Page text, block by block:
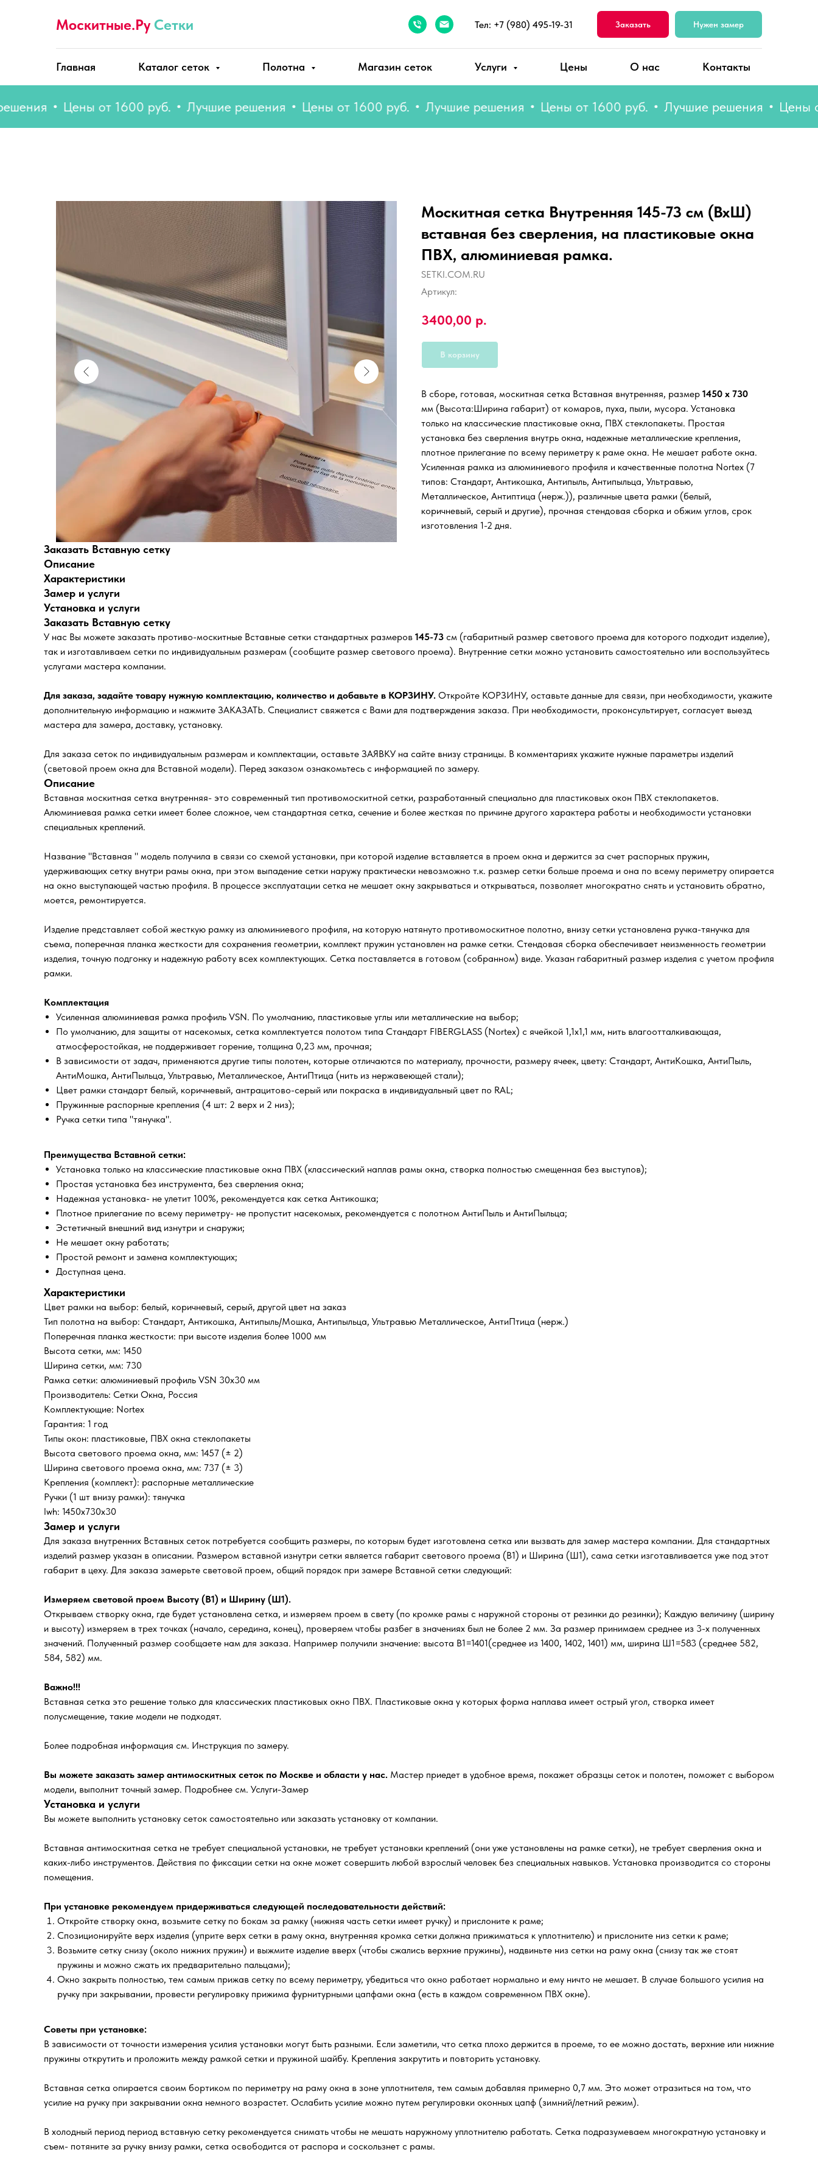
Москитные.Ру Сетки Тел: +7 (980) 495-19-31 Заказать Нужен замер
Главная Каталог сеток Полотна Магазин сеток Услуги Цены О нас Контакты
Цены от 1600 руб. Лучшие решения Цены от 1600 руб. Лучшие решения Цены от 1600 руб. Лучшие решения Цены от
Москитная сетка Внутренняя 145-73 см (ВхШ)
вставная без сверления, на пластиковые окна
ПВХ, алюминиевая рамка.
SETKI.COM.RU
Артикул:
3400,00 р.
В корзину
В сборе, готовая, москитная сетка Вставная внутренняя, размер 1450 х 730
мм (Высота:Ширина габарит) от комаров, пуха, пыли, мусора. Установка
только на классические пластиковые окна, ПВХ стеклопакеты. Простая
установка без сверления внутрь окна, надежные металлические крепления,
плотное прилегание по всему периметру к раме окна. Не мешает работе окна.
Усиленная рамка из алюминиевого профиля и качественные полотна Nortex (7
типов: Стандарт, Антикошка, Антипыль, Антипыльца, Ультравью,
Металлическое, Антиптица (нерж.)), различные цвета рамки (белый,
коричневый, серый и другие), прочная стендовая сборка и обжим углов, срок
изготовления 1-2 дня.
Заказать Вставную сетку
Описание
Характеристики
Замер и услуги
Установка и услуги
Заказать Вставную сетку
У нас Вы можете заказать противо-москитные Вставные сетки стандартных размеров 145-73 см (габаритный размер светового проема для которого подходит изделие),
так и изготавливаем сетки по индивидуальным размерам (сообщите размер светового проема). Внутренние сетки можно установить самостоятельно или воспользуйтесь
услугами мастера компании.
Для заказа, задайте товару нужную комплектацию, количество и добавьте в КОРЗИНУ. Откройте КОРЗИНУ, оставьте данные для связи, при необходимости, укажите
дополнительную информацию и нажмите ЗАКАЗАТЬ. Специалист свяжется с Вами для подтверждения заказа. При необходимости, проконсультирует, согласует выезд
мастера для замера, доставку, установку.
Для заказа сеток по индивидуальным размерам и комплектации, оставьте ЗАЯВКУ на сайте внизу страницы. В комментариях укажите нужные параметры изделий
(световой проем окна для Вставной модели). Перед заказом ознакомьтесь с информацией по замеру.
Описание
Вставная москитная сетка внутренняя- это современный тип противомоскитной сетки, разработанный специально для пластиковых окон ПВХ стеклопакетов.
Алюминиевая рамка сетки имеет более сложное, чем стандартная сетка, сечение и более жесткая по причине другого характера работы и необходимости установки
специальных креплений.
Название "Вставная " модель получила в связи со схемой установки, при которой изделие вставляется в проем окна и держится за счет распорных пружин,
удерживающих сетку внутри рамы окна, при этом выпадение сетки наружу практически невозможно т.к. размер сетки больше проема и она по всему периметру опирается
на окно выступающей частью профиля. В процессе эксплуатации сетка не мешает окну закрываться и открываться, позволяет многократно снять и установить обратно,
моется, ремонтируется.
Изделие представляет собой жесткую рамку из алюминиевого профиля, на которую натянуто противомоскитное полотно, внизу сетки установлена ручка-тянучка для
съема, поперечная планка жесткости для сохранения геометрии, комплект пружин установлен на рамке сетки. Стендовая сборка обеспечивает неизменность геометрии
изделия, точную подгонку и надежную работу всех комплектующих. Сетка поставляется в готовом (собранном) виде. Указан габаритный размер изделия с учетом профиля
рамки.
Комплектация
Усиленная алюминиевая рамка профиль VSN. По умолчанию, пластиковые углы или металлические на выбор;
По умолчанию, для защиты от насекомых, сетка комплектуется полотом типа Стандарт FIBERGLASS (Nortex) с ячейкой 1,1х1,1 мм, нить влагоотталкивающая,
атмосферостойкая, не поддерживает горение, толщина 0,23 мм, прочная;
В зависимости от задач, применяются другие типы полотен, которые отличаются по материалу, прочности, размеру ячеек, цвету: Стандарт, АнтиКошка, АнтиПыль,
АнтиМошка, АнтиПыльца, Ультравью, Металлическое, АнтиПтица (нить из нержавеющей стали);
Цвет рамки стандарт белый, коричневый, антрацитово-серый или покраска в индивидуальный цвет по RAL;
Пружинные распорные крепления (4 шт: 2 верх и 2 низ);
Ручка сетки типа "тянучка".
Преимущества Вставной сетки:
Установка только на классические пластиковые окна ПВХ (классический наплав рамы окна, створка полностью смещенная без выступов);
Простая установка без инструмента, без сверления окна;
Надежная установка- не улетит 100%, рекомендуется как сетка Антикошка;
Плотное прилегание по всему периметру- не пропустит насекомых, рекомендуется с полотном АнтиПыль и АнтиПыльца;
Эстетичный внешний вид изнутри и снаружи;
Не мешает окну работать;
Простой ремонт и замена комплектующих;
Доступная цена.
Характеристики
Цвет рамки на выбор: белый, коричневый, серый, другой цвет на заказ
Тип полотна на выбор: Стандарт, Антикошка, Антипыль/Мошка, Антипыльца, Ультравью Металлическое, АнтиПтица (нерж.)
Поперечная планка жесткости: при высоте изделия более 1000 мм
Высота сетки, мм: 1450
Ширина сетки, мм: 730
Рамка сетки: алюминиевый профиль VSN 30х30 мм
Производитель: Сетки Окна, Россия
Комплектующие: Nortex
Гарантия: 1 год
Типы окон: пластиковые, ПВХ окна стеклопакеты
Высота светового проема окна, мм: 1457 (± 2)
Ширина светового проема окна, мм: 737 (± 3)
Крепления (комплект): распорные металлические
Ручки (1 шт внизу рамки): тянучка
lwh: 1450x730x30
Замер и услуги
Для заказа внутренних Вставных сеток потребуется сообщить размеры, по которым будет изготовлена сетка или вызвать для замер мастера компании. Для стандартных
изделий размер указан в описании. Размером вставной изнутри сетки является габарит светового проема (В1) и Ширина (Ш1), сама сетки изготавливается уже под этот
габарит в цеху. Для заказа замерьте световой проем, общий порядок при замере Вставной сетки следующий:
Измеряем световой проем Высоту (В1) и Ширину (Ш1).
Открываем створку окна, где будет установлена сетка, и измеряем проем в свету (по кромке рамы с наружной стороны от резинки до резинки); Каждую величину (ширину
и высоту) измеряем в трех точках (начало, середина, конец), проверяем чтобы разбег в значениях был не более 2 мм. За размер принимаем среднее из 3-х полученных
значений. Полученный размер сообщаете нам для заказа. Например получили значение: высота В1=1401(среднее из 1400, 1402, 1401) мм, ширина Ш1=583 (среднее 582,
584, 582) мм.
Важно!!!
Вставная сетка это решение только для классических пластиковых окно ПВХ. Пластиковые окна у которых форма наплава имеет острый угол, створка имеет
полусмещение, такие модели не подходят.
Более подробная информация см. Инструкция по замеру.
Вы можете заказать замер антимоскитных сеток по Москве и области у нас. Мастер приедет в удобное время, покажет образцы сеток и полотен, поможет с выбором
модели, выполнит точный замер. Подробнее см. Услуги-Замер
Установка и услуги
Вы можете выполнить установку сеток самостоятельно или заказать установку от компании.
Вставная антимоскитная сетка не требует специальной установки, не требует установки креплений (они уже установлены на рамке сетки), не требует сверления окна и
каких-либо инструментов. Действия по фиксации сетки на окне может совершить любой взрослый человек без специальных навыков. Установка производится со стороны
помещения.
При установке рекомендуем придерживаться следующей последовательности действий:
Откройте створку окна, возьмите сетку по бокам за рамку (нижняя часть сетки имеет ручку) и прислоните к раме;
Спозиционируйте верх изделия (уприте верх сетки в раму окна, внутренняя кромка сетки должна прижиматься к уплотнителю) и прислоните низ сетки к раме;
Возьмите сетку снизу (около нижних пружин) и выжмите изделие вверх (чтобы сжались верхние пружины), надвиньте низ сетки на раму окна (снизу так же стоят
пружины и можно сжать их предварительно пальцами);
Окно закрыть полностью, тем самым прижав сетку по всему периметру, убедиться что окно работает нормально и ему ничто не мешает. В случае большого усилия на
ручку при закрывании, провести регулировку прижима фурнитурными цапфами окна (есть в каждом современном ПВХ окне).
Советы при установке:
В зависимости от точности измерения усилия установки могут быть разными. Если заметили, что сетка плохо держится в проеме, то ее можно достать, верхние или нижние
пружины открутить и проложить между рамкой сетки и пружиной шайбу. Крепления закрутить и повторить установку.
Вставная сетка опирается своим бортиком по периметру на раму окна в зоне уплотнителя, тем самым добавляя примерно 0,7 мм. Это может отразиться на том, что
усилие на ручку при закрывании окна немного возрастет. Ослабить усилие можно путем регулировки оконных цапф (зимний/летний режим).
В холодный период период вставную сетку рекомендуется снимать чтобы не мешать наружному уплотнителю работать. Сетка подразумеваем многократную установку и
съем- потяните за ручку внизу рамки, сетка освободится от распора и соскользнет с рамы.